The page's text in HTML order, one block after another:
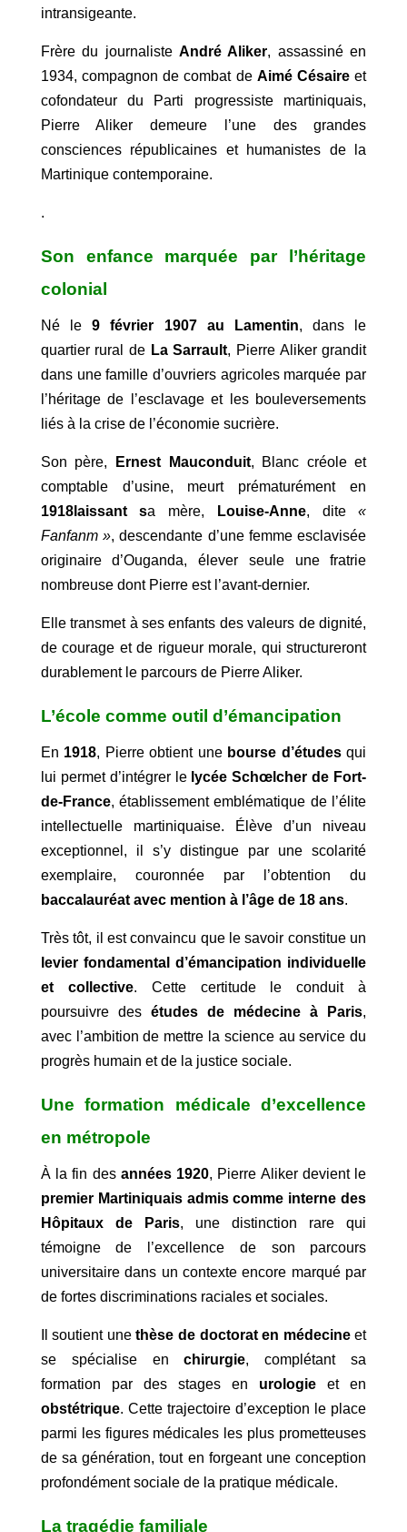
intransigeante.
Frère du journaliste André Aliker, assassiné en
1934, compagnon de combat de Aimé Césaire et
cofondateur du Parti progressiste martiniquais,
Pierre Aliker demeure l’une des grandes
consciences républicaines et humanistes de la
Martinique contemporaine.
.
Son enfance marquée par l’héritage
colonial
Né le9 février 1907 au Lamentin, dans le
quartier rural de La Sarrault, Pierre Aliker grandit
dans une famille d’ouvriers agricoles marquée par
l’héritage de l’esclavage et les bouleversements
liés à la crise de l’économie sucrière.
Son père, Ernest Mauconduit, Blanc créole et
comptable d’usine, meurt prématurément en
1918laissant sa mère, Louise-Anne, dite«
Fanfanm », descendante d’une femme esclavisée
originaire d’Ouganda, élever seule une fratrie
nombreuse dont Pierre est l’avant-dernier.
Elle transmet à ses enfants des valeurs de dignité,
de courage et de rigueur morale, qui structureront
durablement le parcours de Pierre Aliker.
L’école comme outil d’émancipation
En 1918, Pierre obtient une bourse d’étudesqui
lui permet d’intégrer le lycée Schœlcher de Fort-
de-France, établissement emblématique de l’élite
intellectuelle martiniquaise. Élève d’un niveau
exceptionnel, il s’y distingue par une scolarité
exemplaire, couronnée par l’obtention du
baccalauréat avec mention à l’âge de 18 ans.
Très tôt, il est convaincu que le savoir constitue un
levier fondamental d’émancipation individuelle
et collective. Cette certitude le conduit à
poursuivre des études de médecine à Paris,
avec l’ambition de mettre la science au service du
progrès humain et de la justice sociale.
Une formation médicale d’excellence
en métropole
À la fin des années 1920, Pierre Aliker devient le
premier Martiniquais admis comme interne des
Hôpitaux de Paris, une distinction rare qui
témoigne de l’excellence de son parcours
universitaire dans un contexte encore marqué par
de fortes discriminations raciales et sociales.
Il soutient unethèse de doctorat en médecineet
se spécialise enchirurgie, complétant sa
formation par des stages en urologie et en
obstétrique. Cette trajectoire d’exception le place
parmi les figures médicales les plus prometteuses
de sa génération, tout en forgeant une conception
profondément sociale de la pratique médicale.
La tragédie familiale